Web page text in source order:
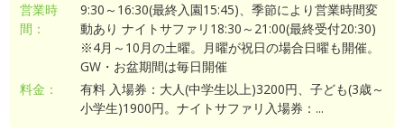
営業時
間：
9:30～16:30(最終入園15:45)、季節により営業時間変
動あり ナイトサファリ18:30～21:00(最終受付20:30)
※4月～10月の土曜。月曜が祝日の場合日曜も開催。
GW・お盆期間は毎日開催
料金：
有料 入場券：大人(中学生以上)3200円、子ども(3歳～
小学生)1900円。ナイトサファリ入場券：...